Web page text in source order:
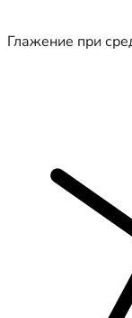
Глажение при